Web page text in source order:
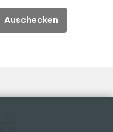
Auschecken